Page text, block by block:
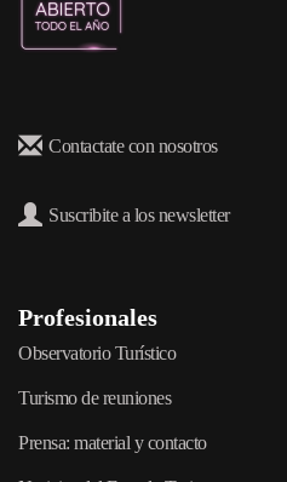
Contactate con nosotros
Suscribite a los newsletter
Profesionales
Observatorio Turístico
Turismo de reuniones
Prensa: material y contacto